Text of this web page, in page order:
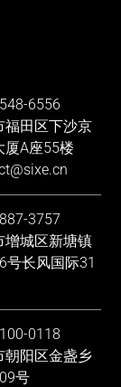
6556
福田区下沙京
厦A座55楼
3757
增城区新塘镇
号长风国际31
0118
朝阳区金盏乡
号